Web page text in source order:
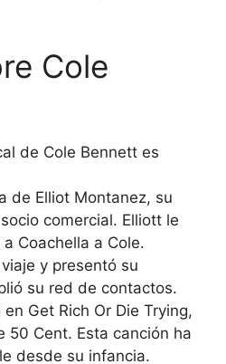
Cole
de Cole Bennett es
de Elliot Montanez, su
comercial. Elliott le
Coachella a Cole.
y presentó su
su red de contactos.
Get Rich Or Die Trying,
50 Cent. Esta canción ha
desde su infancia.